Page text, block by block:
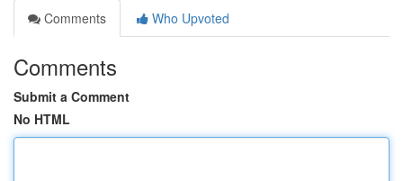
Comments
Who Upvoted
Comments
Submit a Comment
No HTML